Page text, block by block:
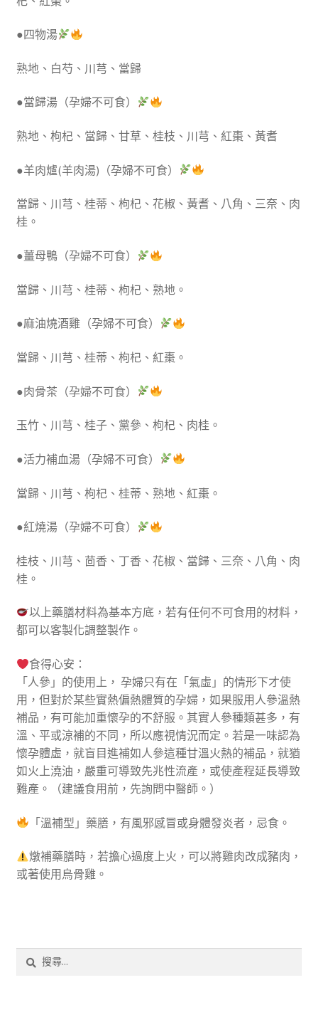
●四物湯
熟地、白芍、川芎、當歸
●當歸湯（孕婦不可食）
熟地、枸杞、當歸、甘草、桂枝、川芎、紅棗、黃耆
●羊肉爐(羊肉湯)（孕婦不可食）
當歸、川芎、桂蒂、枸杞、花椒、黃耆、八角、三奈、肉
桂。
●薑母鴨（孕婦不可食）
當歸、川芎、桂蒂、枸杞、熟地。
●麻油燒酒雞（孕婦不可食）
當歸、川芎、桂蒂、枸杞、紅棗。
●肉骨茶（孕婦不可食）
玉竹、川芎、桂子、黨參、枸杞、肉桂。
●活力補血湯（孕婦不可食）
當歸、川芎、枸杞、桂蒂、熟地、紅棗。
●紅燒湯（孕婦不可食）
桂枝、川芎、茴香、丁香、花椒、當歸、三奈、八角、肉
桂。
以上藥膳材料為基本方底，若有任何不可食用的材料，
都可以客製化調整製作。
食得心安：
「人參」的使用上， 孕婦只有在「氣虛」的情形下才使
用，但對於某些實熱偏熱體質的孕婦，如果服用人參溫熱
補品，有可能加重懷孕的不舒服。其實人參種類甚多，有
溫、平或涼補的不同，所以應視情況而定。若是一味認為
懷孕體虛，就盲目進補如人參這種甘溫火熱的補品，就猶
如火上澆油，嚴重可導致先兆性流產，或使產程延長導致
難產。（建議食用前，先詢問中醫師。）
「溫補型」藥膳，有風邪感冒或身體發炎者，忌食。
燉補藥膳時，若擔心過度上火，可以將雞肉改成豬肉，
或著使用烏骨雞。